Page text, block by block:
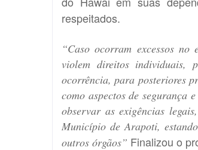
respeitados.
“Caso ocorram excessos
violem direitos individuais,
ocorrência, para posteriores
como aspectos de segurança
observar as exigências
Município de Arapoti,
outros órgãos” Finalizou o